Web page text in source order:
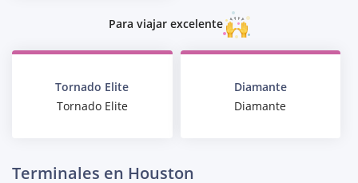
Para viajar excelente
Tornado Elite
Tornado Elite
Diamante
Diamante
Terminales en Houston